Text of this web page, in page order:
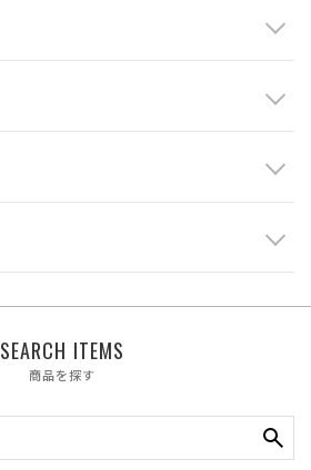
SEARCH ITEMS
商品を探す